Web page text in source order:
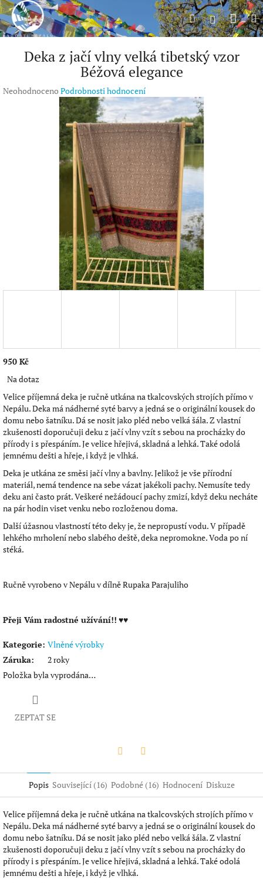
Přejít
na
obsah
HledatPřihlášení
Deka z jačí vlny velká tibetský vzor
Béžová elegance
Průměrné
Neohodnoceno Podrobnosti hodnocení
950 Kč
cena:
Na dotaz
Velice příjemná deka je ručně utkána na tkalcovských strojích přímo v
Nepálu. Deka má nádherné syté barvy a jedná se o originální kousek do
domu nebo šatníku. Dá se nosit jako pléd nebo velká šála. Z vlastní
zkušenosti doporučuji deku z jačí vlny vzít s sebou na procházky do
přírody i s přespáním. Je velice hřejivá, skladná a lehká. Také odolá
jemnému dešti a hřeje, i když je vlhká.
Deka je utkána ze směsi jačí vlny a bavlny. Jelikož je vše přírodní
materiál, nemá tendence na sebe vázat jakékoli pachy. Nemusíte tedy
deku ani často prát. Veškeré nežádoucí pachy zmizí, když deku necháte
na pár hodin viset venku nebo rozloženou doma.
Další úžasnou vlastností této deky je, že nepropustí vodu. V případě
lehkého mrholení nebo slabého deště, deka nepromokne. Voda po ní
stéká.
Ručně vyrobeno v Nepálu v dílně Rupaka Parajuliho
Přeji Vám radostné užívání!! ♥♥
Kategorie: Vlněné výrobky
Záruka:
2 roky
Položka byla vyprodána…
ZEPTAT SE
Popis Související (16) Podobné (16) Hodnocení Diskuze
Velice příjemná deka je ručně utkána na tkalcovských strojích přímo v
Nepálu. Deka má nádherné syté barvy a jedná se o originální kousek do
domu nebo šatníku. Dá se nosit jako pléd nebo velká šála. Z vlastní
zkušenosti doporučuji deku z jačí vlny vzít s sebou na procházky do
přírody i s přespáním. Je velice hřejivá, skladná a lehká. Také odolá
jemnému dešti a hřeje, i když je vlhká.